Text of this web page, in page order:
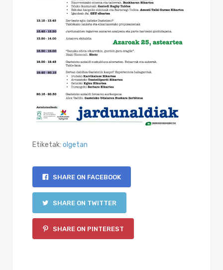
Etiketak: olgetan
SHARE ON FACEBOOK
SHARE ON TWITTER
SHARE ON PINTEREST